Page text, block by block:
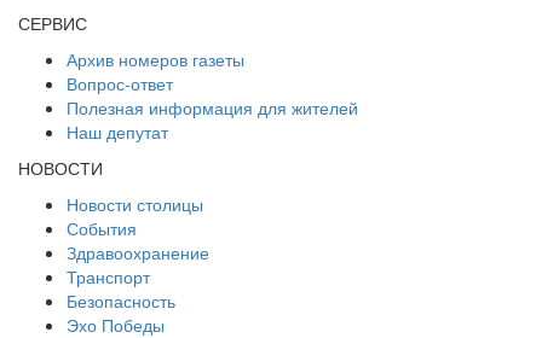
СЕРВИС
Архив номеров газеты
Вопрос-ответ
Полезная информация для жителей
Наш депутат
НОВОСТИ
Новости столицы
События
Здравоохранение
Транспорт
Безопасность
Эхо Победы